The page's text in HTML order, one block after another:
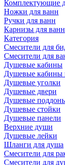
Комплектующие
Ножки для ванн
Ручки для ванн
Карнизы для ванн
Категория
Смесители для
Смесители для
Душевые кабины
Душевые кабины
Душевые уголки
Душевые двери
Душевые
Душевые стойки
Душевые панели
Верхние души
Душевые лейки
Шланги для душа
Смесители для
Смесители для